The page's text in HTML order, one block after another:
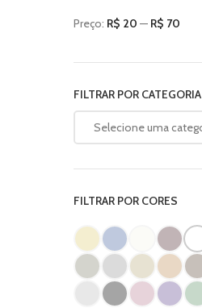
Preço: R$ 20 — R$ 70
FILTRAR POR CATEGORIA
Selecione uma
FILTRAR POR CORES